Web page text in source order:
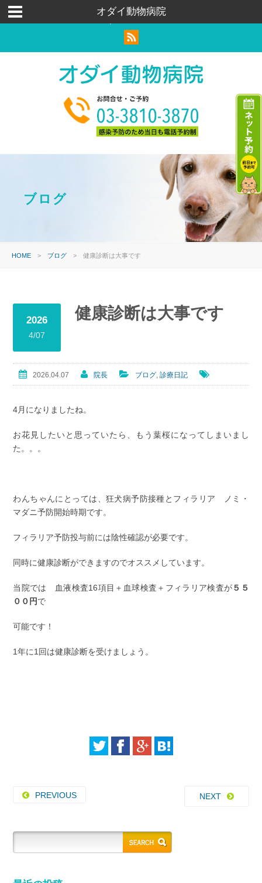
荒川区｜足立区｜北区｜犬猫ウサギ｜トリミングペットホテル
｜ハムスター
ブログ
HOME > ブログ > 健康診断は大事です
2026
4/07
健康診断は大事です
2026.04.07 院長 ブログ ,診療日記
4月になりましたね。
お花見したいと思っていたら、もう葉桜になってしまいまし
た。。。
わんちゃんにとっては、狂犬病予防接種とフィラリア ノミ・
マダニ予防開始時期です。
フィラリア予防投与前には陰性確認が必要です。
同時に健康診断ができますのでオススメしています。
当院では 血液検査16項目＋血球検査＋フィラリア検査が５５
００円で
可能です！
1年に1回は健康診断を受けましょう。
PREVIOUS NEXT
オダイ動物病院